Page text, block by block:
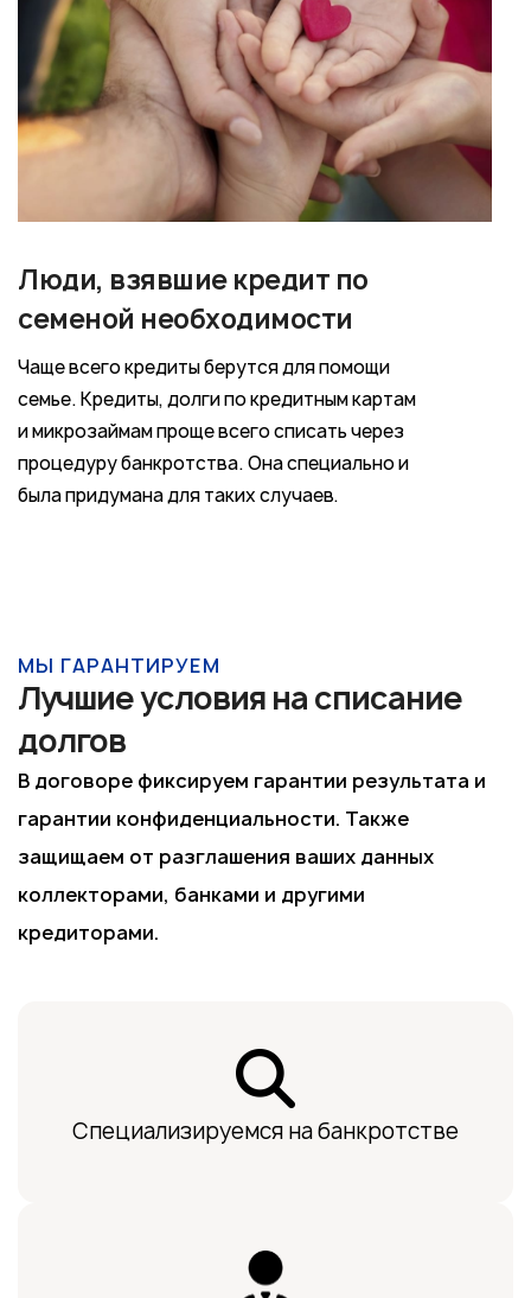
Люди, взявшие кредит по
семеной необходимости
Чаще всего кредиты берутся для помощи
семье. Кредиты, долги по кредитным картам
и микрозаймам проще всего списать через
процедуру банкротства. Она специально и
была придумана для таких случаев.
МЫ ГАРАНТИРУЕМ
Лучшие условия на списание
долгов
В договоре фиксируем гарантии результата и
гарантии конфиденциальности. Также
защищаем от разглашения ваших данных
коллекторами, банками и другими
кредиторами.
Специализируемся на банкротстве